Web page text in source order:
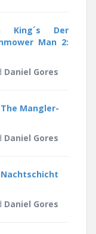
King´s Der
Man 2:
Daniel Gores
Mangler-
Daniel Gores
Nachtschicht
Daniel Gores